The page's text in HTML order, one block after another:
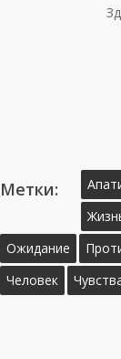
Метки:
Ожидание
Человек